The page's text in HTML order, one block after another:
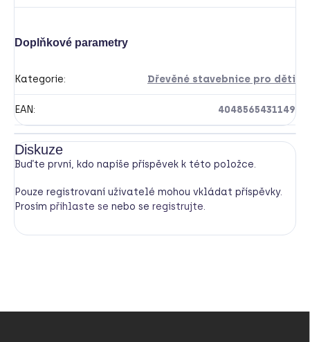
Doplňkové parametry
Kategorie: Dřevěné stavebnice pro děti
EAN: 4048565431149
Diskuze
Buďte první, kdo napíše příspěvek k této položce.
Pouze registrovaní uživatelé mohou vkládat příspěvky.
Prosím přihlaste se nebo se registrujte.